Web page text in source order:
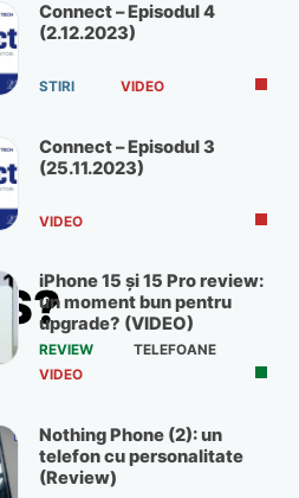
Connect – Episodul 4
(2.12.2023)
STIRI VIDEO
Connect – Episodul 3
(25.11.2023)
VIDEO
iPhone 15 și 15 Pro review:
un moment bun pentru
upgrade? (VIDEO)
REVIEW
TELEFOANE
VIDEO
Nothing Phone (2): un
telefon cu personalitate
(Review)